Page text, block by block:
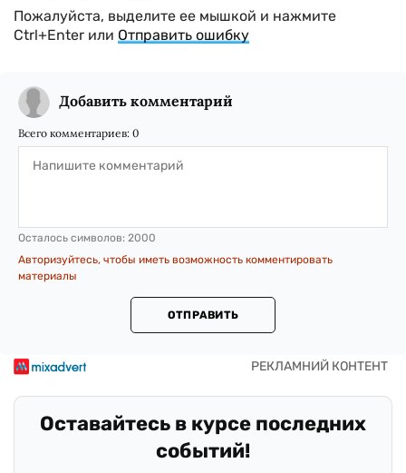
Пожалуйста, выделите ее мышкой и нажмите
Ctrl+Enter или Отправить ошибку
Добавить комментарий
Всего комментариев: 0
Осталось символов: 2000
Авторизуйтесь, чтобы иметь возможность комментировать
материалы
ОТПРАВИТЬ
Оставайтесь в курсе последних
событий!